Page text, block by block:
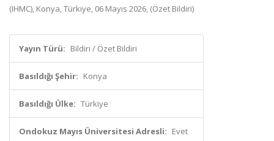
(IHMC), Konya, Türkiye, 06 Mayıs 2026, (Özet Bildiri)
Yayın Türü: Bildiri / Özet Bildiri
Basıldığı Şehir: Konya
Basıldığı Ülke: Türkiye
Ondokuz Mayıs Üniversitesi Adresli: Evet